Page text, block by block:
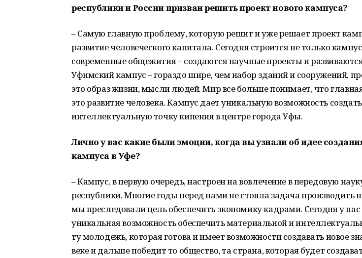
республики и России призван решить проект нового кампуса?
– Самую главную проблему, которую решит и уже решает проект
развитие человеческого капитала. Сегодня строится не только
современные общежития – создаются научные проекты и
Уфимский кампус – гораздо шире, чем набор зданий и сооружений,
это образ жизни, мысли людей. Мир все больше понимает, что
это развитие человека. Кампус дает уникальную возможность создать
интеллектуальную точку кипения в центре города Уфы.
Лично у вас какие были эмоции, когда вы узнали об идее
кампуса в Уфе?
– Кампус, в первую очередь, настроен на вовлечение в передовую
республики. Многие годы перед нами не стояла задача производить
мы преследовали цель обеспечить экономику кадрами. Сегодня у нас
уникальная возможность обеспечить материальной и
ту молодежь, которая готова и имеет возможности создавать новое
веке и дальше победит то общество, та страна, которая будет